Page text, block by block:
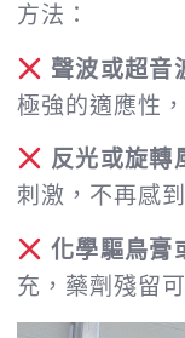
方法：
聲波或超音
極強的適應性
反光或旋轉
刺激，不再感
化學驅鳥膏
充，藥劑殘留